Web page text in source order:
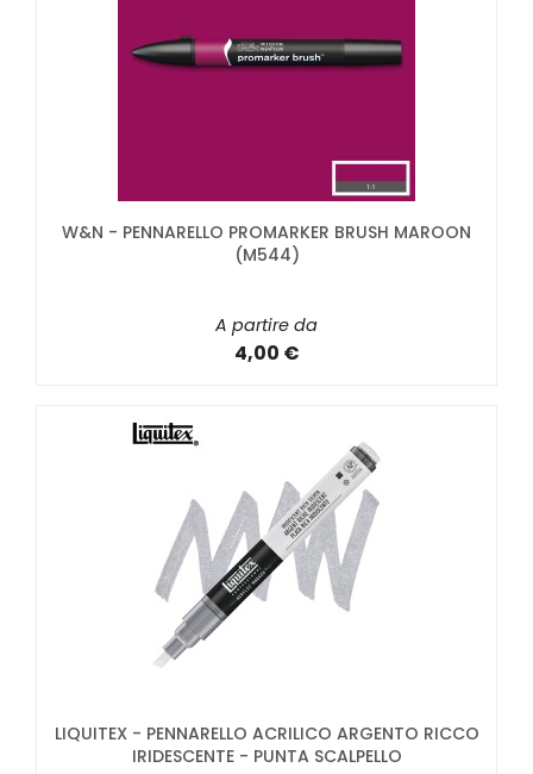
W&N - PENNARELLO PROMARKER BRUSH MAROON
(M544)
A partire da
4,00 €
LIQUITEX - PENNARELLO ACRILICO ARGENTO RICCO
IRIDESCENTE - PUNTA SCALPELLO